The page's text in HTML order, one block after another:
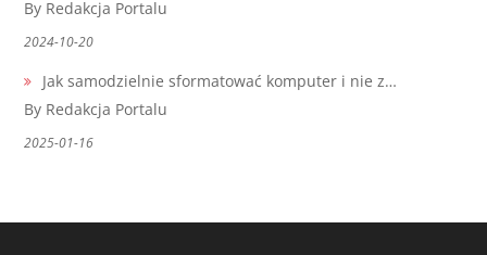
By Redakcja Portalu
2024-10-20
Jak samodzielnie sformatować komputer i nie z…
By Redakcja Portalu
2025-01-16